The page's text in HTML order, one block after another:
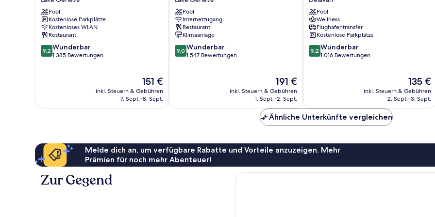
on
Lake
Geneva
Lake
Geneva
Pool
Kostenlose Parkplätze
Kostenloses WLAN
Restaurant
9.2
von
9,2 Wunderbar
1.385 Bewertungen
Der
Preis
beträgt
151 €
inkl. Steuern & Gebühren
7. Sept.–8. Sept.
Of
Lake
Geneva
Lake
Geneva
Pool
Internetzugang
Restaurant
Klimaanlage
9.0
von
9,0 Wunderbar
1.547 Bewertungen
Der
Preis
beträgt
191 €
inkl. Steuern & Gebühren
1. Sept.–2. Sept.
Resort
Delavan
Pool
Wellness
Flughafentransfer
Kostenlose Parkplätze
9.2
von
9,2 Wunderbar
1.016 Bewertungen
Der
Preis
beträgt
135 €
inkl. Steuern & Gebühren
2. Sept.–3. Sept.
Ähnliche Unterkünfte vergleichen
Melde dich an, um verfügbare Rabatte und Vorteile anzuzeigen. Mehr
Prämien für noch mehr Abenteuer!
Zur Gegend